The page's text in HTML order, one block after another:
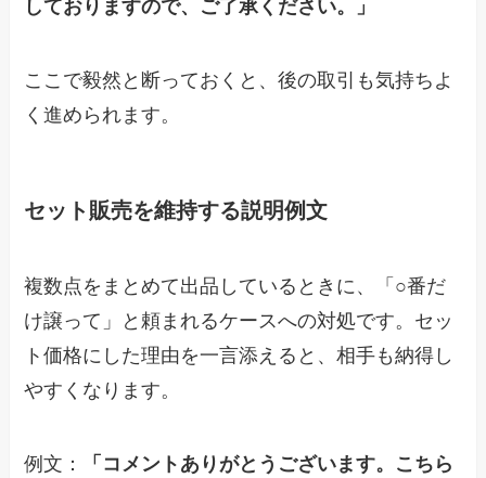
しておりますので、ご了承ください。」
ここで毅然と断っておくと、後の取引も気持ちよ
く進められます。
セット販売を維持する説明例文
複数点をまとめて出品しているときに、「○番だ
け譲って」と頼まれるケースへの対処です。セッ
ト価格にした理由を一言添えると、相手も納得し
やすくなります。
例文：
「コメントありがとうございます。こちら